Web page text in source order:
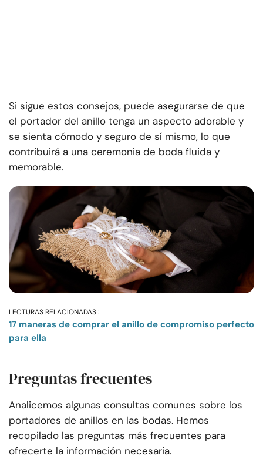
Si sigue estos consejos, puede asegurarse de que
el portador del anillo tenga un aspecto adorable y
se sienta cómodo y seguro de sí mismo, lo que
contribuirá a una ceremonia de boda fluida y
memorable.
LECTURAS RELACIONADAS :
17 maneras de comprar el anillo de compromiso perfecto
para ella
Preguntas frecuentes
Analicemos algunas consultas comunes sobre los
portadores de anillos en las bodas. Hemos
recopilado las preguntas más frecuentes para
ofrecerte la información necesaria.